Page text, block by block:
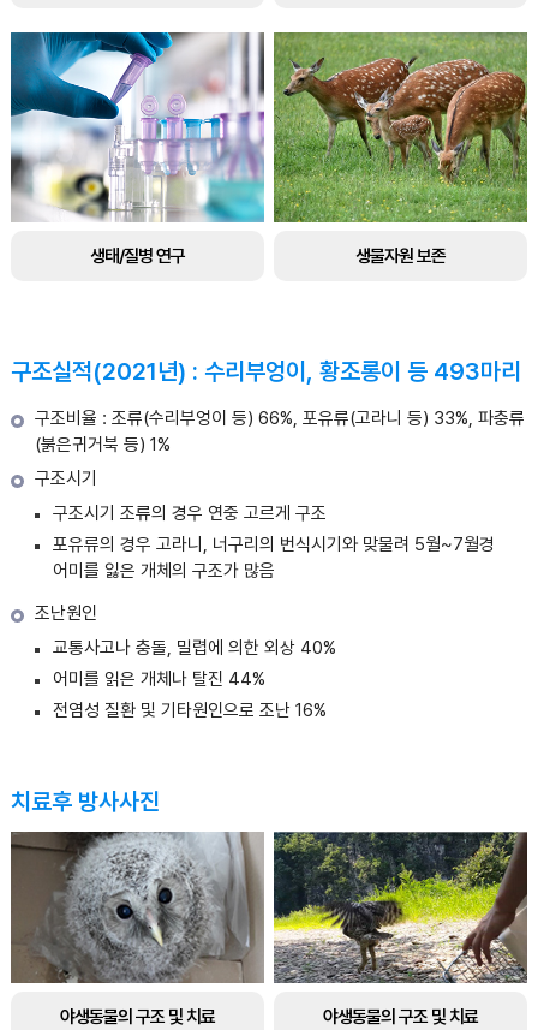
생태/질병 연구 생물자원 보존
구조실적(2021년) : 수리부엉이, 황조롱이 등 493마리
구조비율 : 조류(수리부엉이 등) 66%, 포유류(고라니 등) 33%, 파충류
(붉은귀거북 등) 1%
구조시기
구조시기 조류의 경우 연중 고르게 구조
포유류의 경우 고라니, 너구리의 번식시기와 맞물려 5월~7월경
어미를 잃은 개체의 구조가 많음
조난원인
교통사고나 충돌, 밀렵에 의한 외상 40%
어미를 읽은 개체나 탈진 44%
전염성 질환 및 기타원인으로 조난 16%
치료후 방사사진
야생동물의 구조 및 치료 야생동물의 구조 및 치료